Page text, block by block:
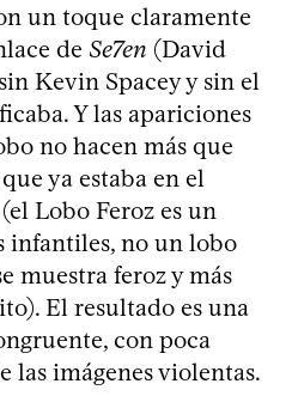
un toque claramente
de Se7en (David
Kevin Spacey y sin el
Y las apariciones
no hacen más que
ya estaba en el
Lobo Feroz es un
infantiles, no un lobo
muestra feroz y más
El resultado es una
con poca
las imágenes violentas.